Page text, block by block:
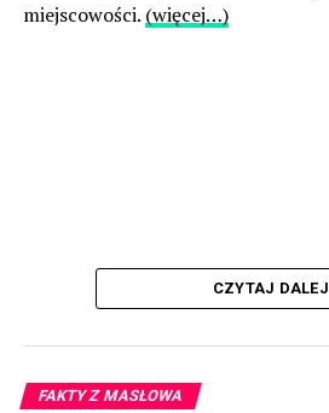
miejscowości. (więcej…)
CZYTAJ DALEJ
FAKTY Z MASŁOWA